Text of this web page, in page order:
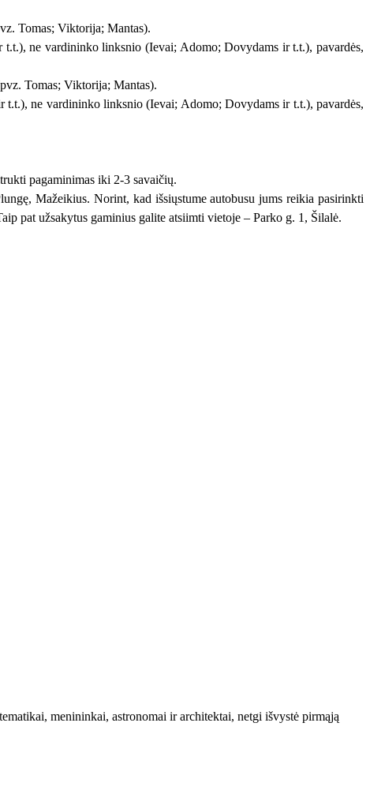
Tomas; Viktorija; Mantas).
ne vardininko linksnio (Ievai; Adomo; Dovydams ir t.t.), pavardės,
Tomas; Viktorija; Mantas).
t.t.), ne vardininko linksnio (Ievai; Adomo; Dovydams ir t.t.), pavardės,
pagaminimas iki 2-3 savaičių.
Mažeikius. Norint, kad išsiųstume autobusu jums reikia pasirinkti
pat užsakytus gaminius galite atsiimti vietoje – Parko g. 1, Šilalė.
menininkai, astronomai ir architektai, netgi išvystė pirmąją